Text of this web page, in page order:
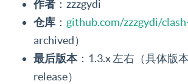
作者 ：zzzgydi
仓库 ： github.com/zzzgydi/
archived）
最后版本：1.3.x 左右（具体版
release）